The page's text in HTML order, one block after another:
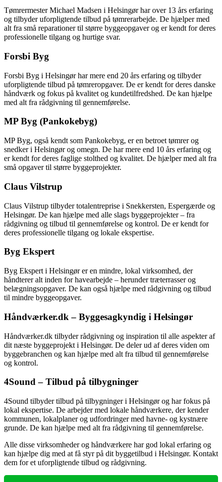
Tømrermester Michael Madsen i Helsingør har over 13 års erfaring
og tilbyder uforpligtende tilbud på tømrerarbejde. De hjælper med
alt fra små reparationer til større byggeopgaver og er kendt for deres
professionelle tilgang og hurtige svar.
Forsbi Byg
Forsbi Byg i Helsingør har mere end 20 års erfaring og tilbyder
uforpligtende tilbud på tømreropgaver. De er kendt for deres danske
håndværk og fokus på kvalitet og kundetilfredshed. De kan hjælpe
med alt fra rådgivning til gennemførelse.
MP Byg (Pankokebyg)
MP Byg, også kendt som Pankokebyg, er en betroet tømrer og
snedker i Helsingør og omegn. De har mere end 10 års erfaring og
er kendt for deres faglige stolthed og kvalitet. De hjælper med alt fra
små opgaver til større byggeprojekter.
Claus Vilstrup
Claus Vilstrup tilbyder totalentreprise i Snekkersten, Espergærde og
Helsingør. De kan hjælpe med alle slags byggeprojekter – fra
rådgivning og tilbud til gennemførelse og kontrol. De er kendt for
deres professionelle tilgang og lokale ekspertise.
Byg Ekspert
Byg Ekspert i Helsingør er en mindre, lokal virksomhed, der
håndterer alt inden for havearbejde – herunder træterrasser og
belægningsopgaver. De kan også hjælpe med rådgivning og tilbud
til mindre byggeopgaver.
Håndværker.dk – Byggesagkyndig i Helsingør
Håndværker.dk tilbyder rådgivning og inspiration til alle aspekter af
dit næste byggeprojekt i Helsingør. De deler ud af deres viden om
byggebranchen og kan hjælpe med alt fra tilbud til gennemførelse
og kontrol.
4Sound – Tilbud på tilbygninger
4Sound tilbyder tilbud på tilbygninger i Helsingør og har fokus på
lokal ekspertise. De arbejder med lokale håndværkere, der kender
kommunen, lokalplaner og udfordringer med havne- og kystnære
grunde. De kan hjælpe med alt fra rådgivning til gennemførelse.
Alle disse virksomheder og håndværkere har god lokal erfaring og
kan hjælpe dig med at få styr på dit byggetilbud i Helsingør. Kontakt
dem for et uforpligtende tilbud og rådgivning.